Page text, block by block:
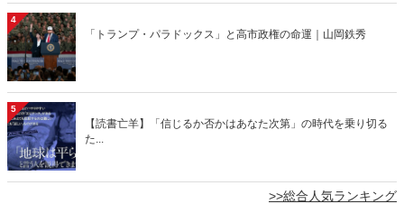
4
「トランプ・パラドックス」と高市政権の命運｜山岡鉄秀
5
【読書亡羊】「信じるか否かはあなた次第」の時代を乗り切る
た...
>>総合人気ランキング